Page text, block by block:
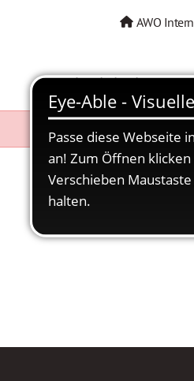
AWO Intern
AWO als Arbeitgeber